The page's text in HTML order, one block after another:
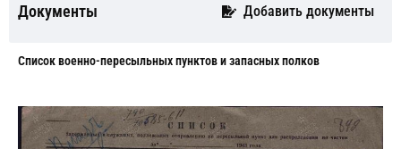
Документы Добавить документы
Cписок военно-пересыльных пунктов и запасных полков